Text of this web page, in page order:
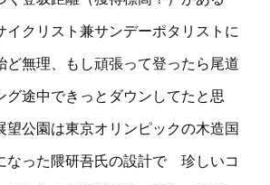
イクリスト兼サンデーポタリストに
ど無理、もし頑張って登ったら尾道
グ途中できっとダウンしてたと思
望公園は東京オリンピックの木造国
なった隈研吾氏の設計で 珍しいコ